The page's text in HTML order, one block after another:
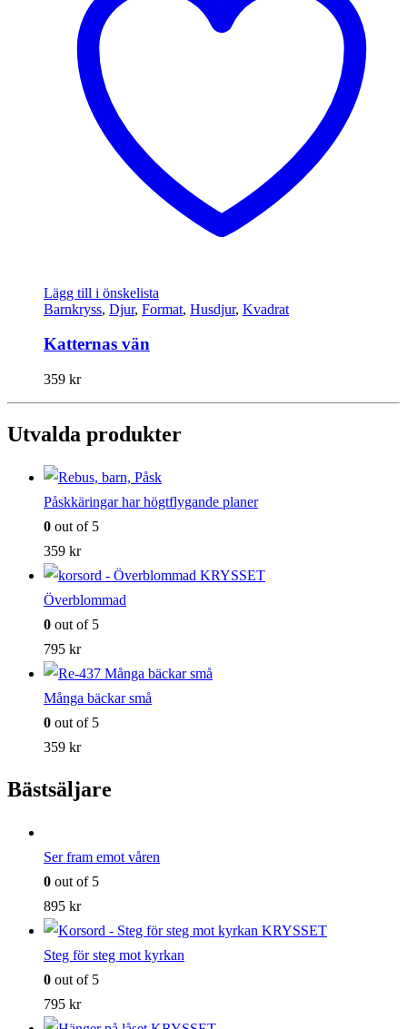
Lägg till i önskelista
Barnkryss, Djur, Format, Husdjur, Kvadrat
Katternas vän
359 kr
Utvalda produkter
Påskkäringar har högtflygande planer
0 out of 5
359 kr
Överblommad
0 out of 5
795 kr
Många bäckar små
0 out of 5
359 kr
Bästsäljare
Ser fram emot våren
0 out of 5
895 kr
Steg för steg mot kyrkan
0 out of 5
795 kr